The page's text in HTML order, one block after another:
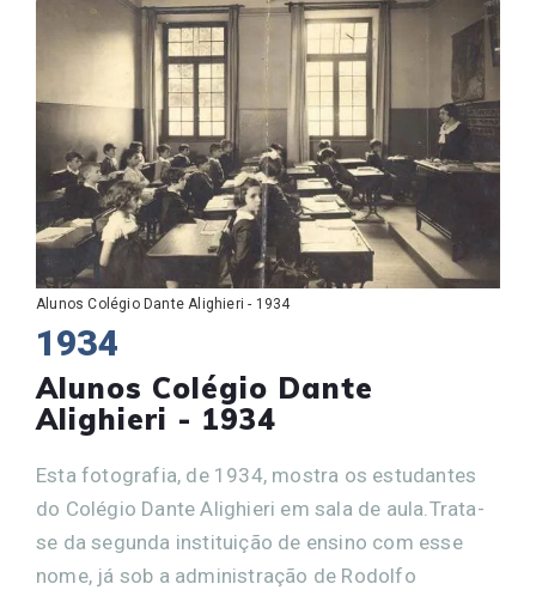
Alunos Colégio Dante Alighieri - 1934
1934
Alunos Colégio Dante
Alighieri - 1934
Esta fotografia, de 1934, mostra os estudantes
do Colégio Dante Alighieri em sala de aula.Trata-
se da segunda instituição de ensino com esse
nome, já sob a administração de Rodolfo